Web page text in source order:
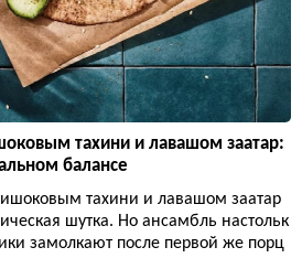
тахини и лавашом заатар:
балансе
тахини и лавашом заатар
шутка. Но ансамбль настольк
замолкают после первой же порц